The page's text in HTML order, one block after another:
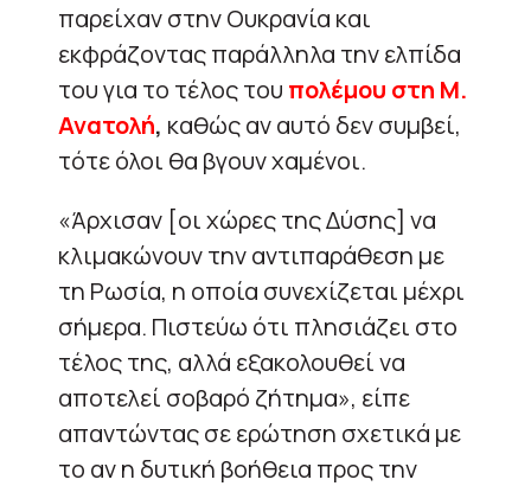
παρείχαν στην Ουκρανία και
εκφράζοντας παράλληλα την ελπίδα
του για το τέλος του πολέμου στη Μ.
Ανατολή, καθώς αν αυτό δεν συμβεί,
τότε όλοι θα βγουν χαμένοι.
«Άρχισαν [οι χώρες της Δύσης] να
κλιμακώνουν την αντιπαράθεση με
τη Ρωσία, η οποία συνεχίζεται μέχρι
σήμερα. Πιστεύω ότι πλησιάζει στο
τέλος της, αλλά εξακολουθεί να
αποτελεί σοβαρό ζήτημα», είπε
απαντώντας σε ερώτηση σχετικά με
το αν η δυτική βοήθεια προς την